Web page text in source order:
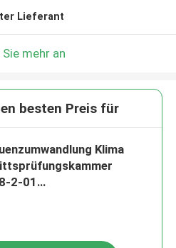
Lieferant
Sie mehr an
besten Preis für
Klima
2-01